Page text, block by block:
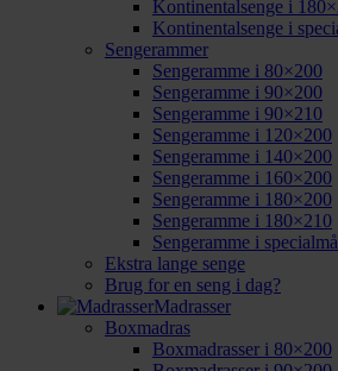
Kontinentalsenge i
Kontinentalsenge i
Sengerammer
Sengeramme i 80×200
Sengeramme i 90×200
Sengeramme i 90×210
Sengeramme i 120×200
Sengeramme i 140×200
Sengeramme i 160×200
Sengeramme i 180×200
Sengeramme i 180×210
Sengeramme i
Ekstra lange senge
Brug for en seng i dag?
Madrasser
Boxmadras
Boxmadrasser i 80×200